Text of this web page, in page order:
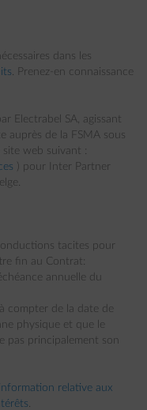
dans les
. Prenez-en connaissance
Electrabel SA, agissant
auprès de la FSMA sous
web suivant :
) pour Inter Partner
tacites pour
fin au Contrat:
annuelle du
compter de la date de
physique et que le
pas principalement son
relative aux
.